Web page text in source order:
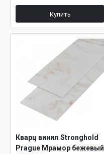
Купить
Кварц винил Stronghold
Prague Мрамор бежевый